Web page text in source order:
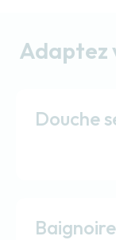
Adaptez
Douche